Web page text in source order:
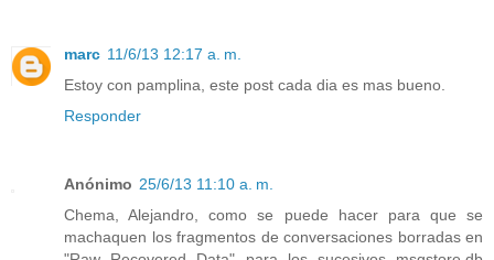
marc 11/6/13 12:17 a. m.
Estoy con pamplina, este post cada dia es mas bueno.
Responder
Anónimo 25/6/13 11:10 a. m.
Chema, Alejandro, como se puede hacer para que se
machaquen los fragmentos de conversaciones borradas en